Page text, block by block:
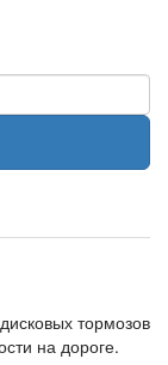
тормозов
на дороге.